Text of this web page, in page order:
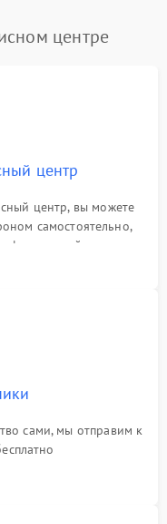
центре
центр
центр, вы можете
самостоятельно,
на сайте
сами, мы отправим к